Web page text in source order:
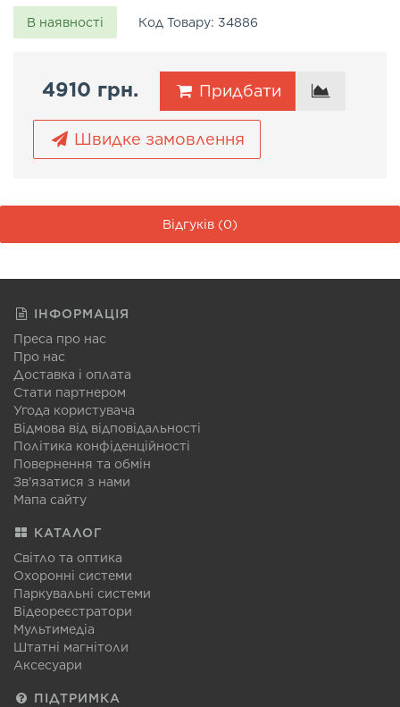
В наявності Код Товару: 34886
4910 грн. Придбати
Швидке замовлення
Відгуків (0)
ІНФОРМАЦІЯ
Преса про нас
Про нас
Доставка і оплата
Стати партнером
Угода користувача
Відмова від відповідальності
Політика конфіденційності
Повернення та обмін
Зв'язатися з нами
Мапа сайту
КАТАЛОГ
Світло та оптика
Охоронні системи
Паркувальні системи
Відеореєстратори
Мультимедіа
Штатні магнітоли
Аксесуари
ПІДТРИМКА